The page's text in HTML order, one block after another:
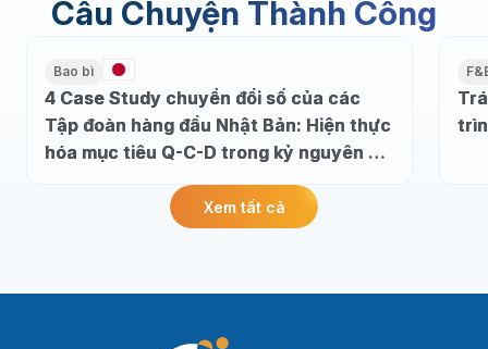
Câu Chuyện Thành Công
Bao bì
4 Case Study chuyển đổi số của các
Tập đoàn hàng đầu Nhật Bản: Hiện thực
hóa mục tiêu Q-C-D trong kỷ nguyên dữ
Xem tất cả